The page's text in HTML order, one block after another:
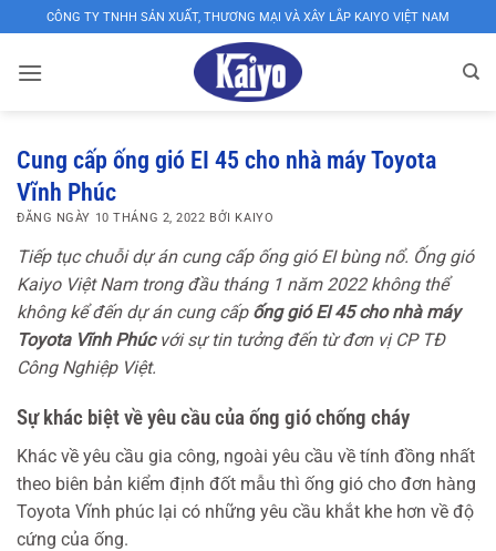
qua
nội
CÔNG TY TNHH SẢN XUẤT, THƯƠNG MẠI VÀ XÂY LẮP KAIYO VIỆT NAM
SẢN
ỐNG
GIÓ,
VAN
GIÓ,
GIÓ
KAIYO
VIỆT
NAM
Cung cấp ống gió EI 45 cho nhà máy Toyota
Vĩnh Phúc
ĐĂNG NGÀY 10 THÁNG 2, 2022 BỞI KAIYO
Tiếp tục chuỗi dự án cung cấp ống gió EI bùng nổ. Ống gió
Kaiyo Việt Nam trong đầu tháng 1 năm 2022 không thể
không kể đến dự án cung cấp ống gió EI 45 cho nhà máy
Toyota Vĩnh Phúcvới sự tin tưởng đến từ đơn vị CP TĐ
Công Nghiệp Việt.
Sự khác biệt về yêu cầu của ống gió chống cháy
Khác về yêu cầu gia công, ngoài yêu cầu về tính đồng nhất
theo biên bản kiểm định đốt mẫu thì ống gió cho đơn hàng
Toyota Vĩnh phúc lại có những yêu cầu khắt khe hơn về độ
cứng của ống.